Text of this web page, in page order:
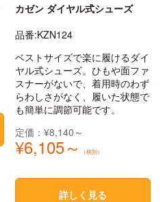
カゼン ダイヤル式シューズ
品番:KZN124
ベストサイズで楽に履けるダイ
ヤル式シューズ。ひもや面ファ
スナーがないで、着用時のわず
らわしさがなく、履いた状態で
も簡単に調節可能です。
定価：¥8,140～
¥6,105～ （税別）
詳しく見る